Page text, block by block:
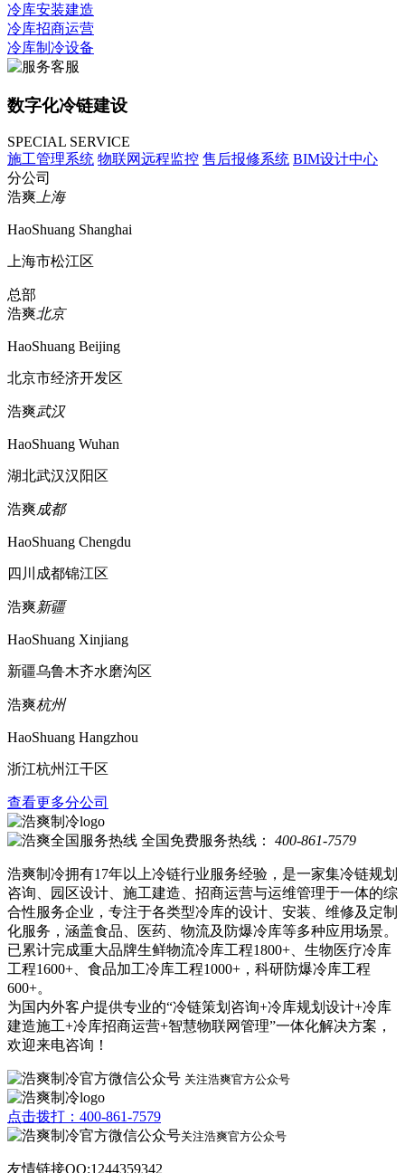
冷库安装建造
冷库招商运营
冷库制冷设备
数字化冷链建设
SPECIAL SERVICE
施工管理系统 物联网远程监控 售后报修系统 BIM设计中心
分公司
浩爽上海
HaoShuang Shanghai
上海市松江区
总部
浩爽北京
HaoShuang Beijing
北京市经济开发区
浩爽武汉
HaoShuang Wuhan
湖北武汉汉阳区
浩爽成都
HaoShuang Chengdu
四川成都锦江区
浩爽新疆
HaoShuang Xinjiang
新疆乌鲁木齐水磨沟区
浩爽杭州
HaoShuang Hangzhou
浙江杭州江干区
查看更多分公司
全国免费服务热线： 400-861-7579
浩爽制冷拥有17年以上冷链行业服务经验，是一家集冷链规划
咨询、园区设计、施工建造、招商运营与运维管理于一体的综
合性服务企业，专注于各类型冷库的设计、安装、维修及定制
化服务，涵盖食品、医药、物流及防爆冷库等多种应用场景。
已累计完成重大品牌生鲜物流冷库工程1800+、生物医疗冷库
工程1600+、食品加工冷库工程1000+，科研防爆冷库工程
600+。
为国内外客户提供专业的“冷链策划咨询+冷库规划设计+冷库
建造施工+冷库招商运营+智慧物联网管理”一体化解决方案，
欢迎来电咨询！
关注浩爽官方公众号
点击拨打：400-861-7579
关注浩爽官方公众号
友情链接QQ:1244359342